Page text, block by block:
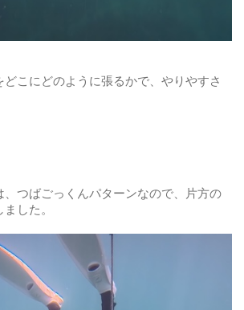
こにどのように張るかで、やりやすさ
、つばごっくんパターンなので、片方の
した。